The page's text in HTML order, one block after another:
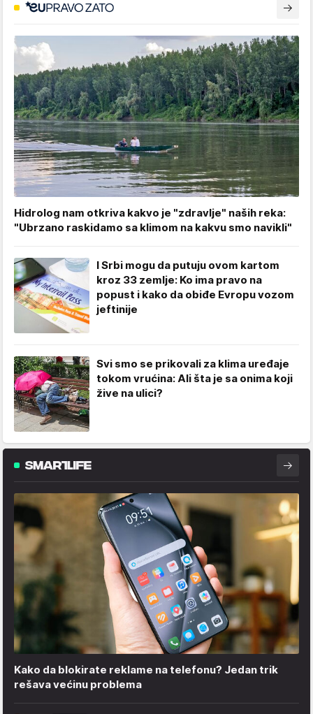
Hidrolog nam otkriva kakvo je "zdravlje" naših reka:
"Ubrzano raskidamo sa klimom na kakvu smo navikli"
I Srbi mogu da putuju ovom kartom
kroz 33 zemlje: Ko ima pravo na
popust i kako da obiđe Evropu vozom
jeftinije
Svi smo se prikovali za klima uređaje
tokom vrućina: Ali šta je sa onima koji
žive na ulici?
Kako da blokirate reklame na telefonu​? Jedan trik
rešava većinu problema